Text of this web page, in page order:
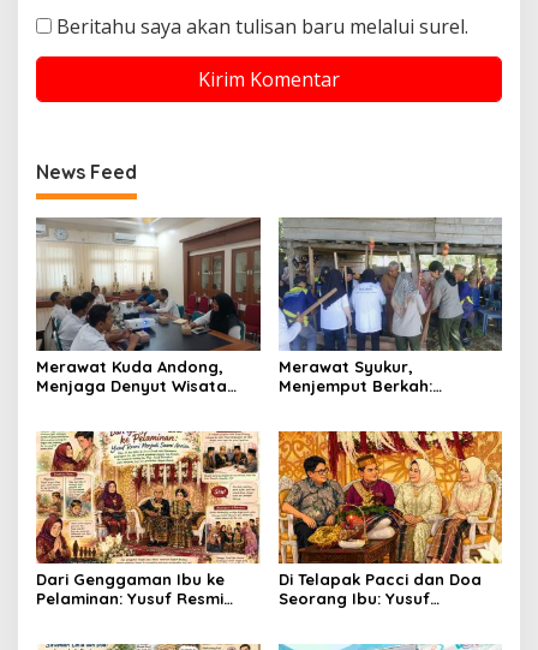
Beritahu saya akan tulisan baru melalui surel.
News Feed
Merawat Kuda Andong,
Menjaga Denyut Wisata
Merawat Syukur,
Menjemput Berkah:
Laringg
Dari Genggaman Ibu ke
Pelaminan: Yusuf Resmi
Di Telapak Pacci dan Doa
Seorang Ibu: Yusuf